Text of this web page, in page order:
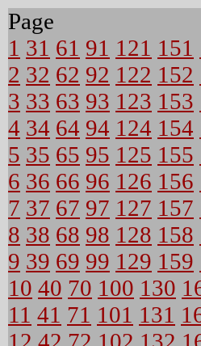
Page
1 31 61 91 121 151
2 32 62 92 122 152
3 33 63 93 123 153
4 34 64 94 124 154
5 35 65 95 125 155
6 36 66 96 126 156
7 37 67 97 127 157
8 38 68 98 128 158
9 39 69 99 129 159
10 40 70 100 130
11 41 71 101 131